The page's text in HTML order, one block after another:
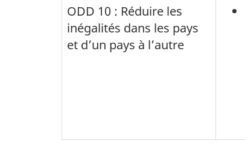
ODD 10 : Réduire les
inégalités dans les pays
et d’un pays à l’autre